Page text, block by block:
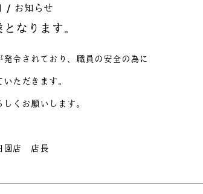
お知らせ
なります。
発令されており、職員の安全の為に
ただきます。
くお願いします。
園店 店長